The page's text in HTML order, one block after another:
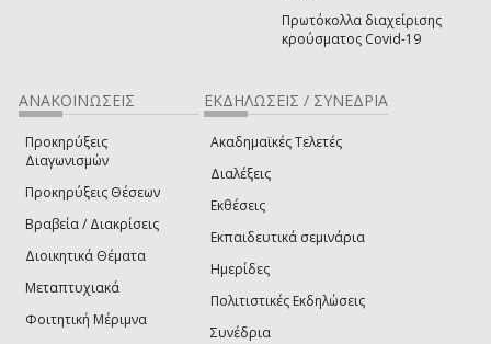
Πρωτόκολλα διαχείρισης
κρούσματος Covid-19
ΑΝΑΚΟΙΝΩΣΕΙΣ
Προκηρύξεις
Διαγωνισμών
Προκηρύξεις Θέσεων
Βραβεία / Διακρίσεις
Διοικητικά Θέματα
Μεταπτυχιακά
Φοιτητική Μέριμνα
ΕΚΔΗΛΩΣΕΙΣ / ΣΥΝΕΔΡΙΑ
Ακαδημαϊκές Τελετές
Διαλέξεις
Εκθέσεις
Εκπαιδευτικά σεμινάρια
Ημερίδες
Πολιτιστικές Εκδηλώσεις
Συνέδρια